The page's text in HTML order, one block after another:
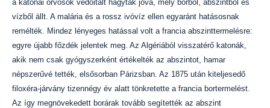
a katonai orvosok védőitalt hagytak jóvá, mely borból, abszintból és
vízből állt. A malária és a rossz ivóvíz ellen egyaránt hatásosnak
remélték. Mindez lényeges hatással volt a francia abszinttermelésre:
egyre újabb főzdék jelentek meg. Az Algériából visszatérő katonák,
akik nem csak gyógyszerként értékelték az abszintot, hamar
népszerűvé tették, elsősorban Párizsban. Az 1875 után kiteljesedő
filoxéra-járvány tizennégy év alatt tönkretette a francia bortermelést.
Az így megnövekedett borárak tovább segítették az abszint